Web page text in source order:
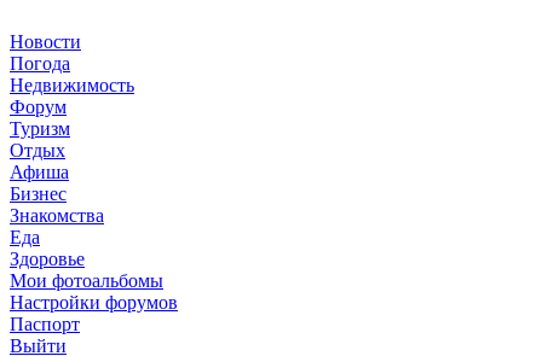
Новости
Погода
Недвижимость
Форум
Туризм
Отдых
Афиша
Бизнес
Знакомства
Еда
Здоровье
Мои фотоальбомы
Настройки форумов
Паспорт
Выйти